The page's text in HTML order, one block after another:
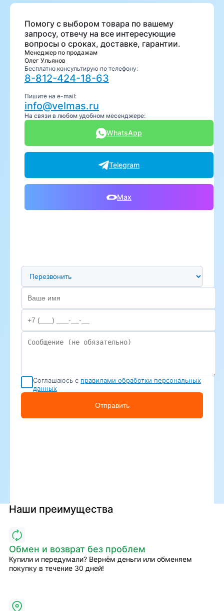
Помогу с выбором товара по вашему
запросу, отвечу на все интересующие
вопросы о сроках, доставке, гарантии.
Менеджер по продажам
Олег Ульянов
Бесплатно консультирую по телефону:
8-812-424-18-63
Пишите на e-mail:
info@velmas.ru
На связи в любом удобном месенджере:
WhatsApp
Telegram
Max
Предпочтительный способ связи
Соглашаюсь с правилами обработки персональных
данных
Отправить
Наши преимущества
Обмен и возврат без проблем
Купили и передумали? Вернём деньги или обменяем
покупку в течение 30 дней!